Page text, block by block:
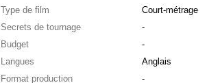
Type de film
Court-métrage
Secrets de tournage
-
Budget
-
Langues
Anglais
Format production
-